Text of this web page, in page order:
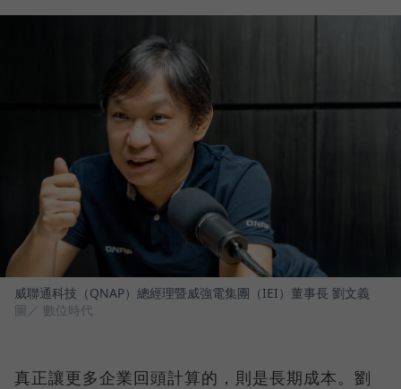
威聯通科技（QNAP）總經理暨威強電集團（IEI）董事長 劉文義
圖／ 數位時代
真正讓更多企業回頭計算的，則是長期成本。劉